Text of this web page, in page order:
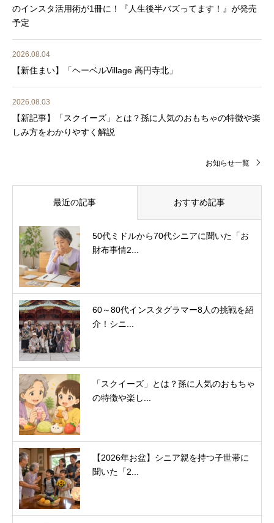
のインスタ活用術が1冊に！『人生後半バズってます！』が発売
予定
2026.08.04
【新住まい】「ヘーベルVillage 高円寺北」
2026.08.03
【新記事】「スクイーズ」とは？孫に人気のおもちゃの特徴や楽
しみ方をわかりやすく解説
お知らせ一覧
最近の記事 おすすめ記事
50代ミドルから70代シニアに聞いた「お
財布事情2...
60～80代インスタグラマー8人の挑戦を紹
介！シニ...
「スクイーズ」とは？孫に人気のおもちゃ
の特徴や楽し...
【2026年お盆】シニア親を持つ子世帯に
聞いた「2...